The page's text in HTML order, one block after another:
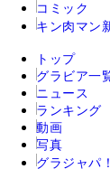
コミック
キン肉マン
トップ
グラビア一
ニュース
ランキング
動画
写真
グラジャパ！